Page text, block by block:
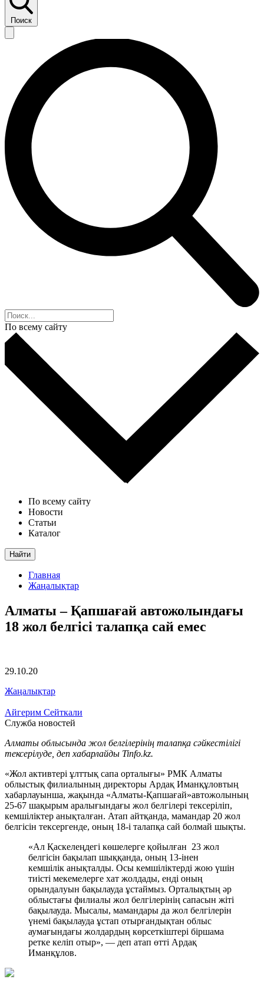
Поиск
По всему сайту
По всему сайту
Новости
Статьи
Каталог
Найти
Главная
Жаңалықтар
Алматы – Қапшағай автожолындағы
18 жол белгісі талапқа сай емес
29.10.20
Жаңалықтар
Айгерим Сейткали
Служба новостей
Алматы облысында жол белгілерінің талапқа сәйкестілігі
тексерілуде, деп хабарлайды Tinfo.kz.
«Жол активтері ұлттық сапа орталығы» РМК Алматы
облыстық филиалының директоры Ардақ Иманқұловтың
хабарлауынша, жақында «Алматы-Қапшағай»автожолының
25-67 шақырым аралығындағы жол белгілері тексеріліп,
кемшіліктер анықталған. Атап айтқанда, мамандар 20 жол
белгісін тексергенде, оның 18-і талапқа сай болмай шықты.
«Ал Қаскелеңдегі көшелерге қойылған 23 жол
белгісін бақылап шыққанда, оның 13-інен
кемшілік анықталды. Осы кемшіліктерді жою үшін
тиісті мекемелерге хат жолдады, енді оның
орындалуын бақылауда ұстаймыз. Орталықтың әр
облыстағы филиалы жол белгілерінің сапасын жіті
бақылауда. Мысалы, мамандары да жол белгілерін
үнемі бақылауда ұстап отырғандықтан облыс
аумағындағы жолдардың көрсеткіштері біршама
ретке келіп отыр», — деп атап өтті Ардақ
Иманқұлов.